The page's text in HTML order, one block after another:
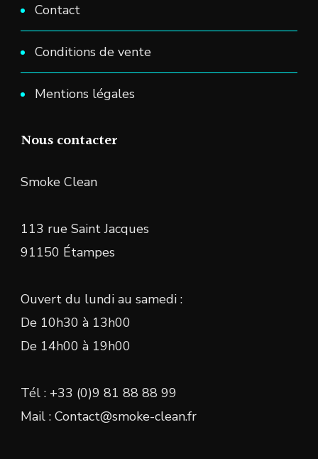
Contact
Conditions de vente
Mentions légales
Nous contacter
Smoke Clean
113 rue Saint Jacques
91150 Étampes
Ouvert du lundi au samedi :
De 10h30 à 13h00
De 14h00 à 19h00
Tél : +33 (0)9 81 88 88 99
Mail : Contact@smoke-clean.fr